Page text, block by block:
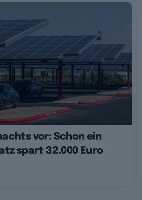
vor: Schon ein
spart 32.000 Euro